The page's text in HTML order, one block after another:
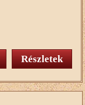
Részletek